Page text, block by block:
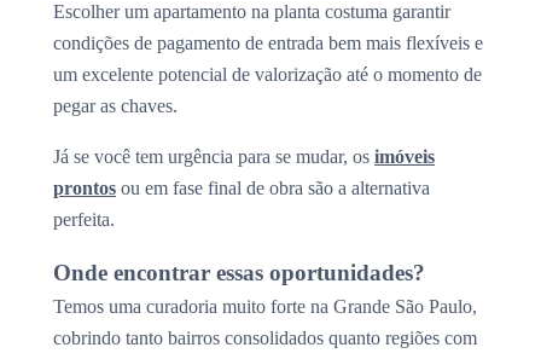
Escolher um apartamento na planta costuma garantir
condições de pagamento de entrada bem mais flexíveis e
um excelente potencial de valorização até o momento de
pegar as chaves.
Já se você tem urgência para se mudar, os imóveis
prontos ou em fase final de obra são a alternativa
perfeita.
Onde encontrar essas oportunidades?
Temos uma curadoria muito forte na Grande São Paulo,
cobrindo tanto bairros consolidados quanto regiões com